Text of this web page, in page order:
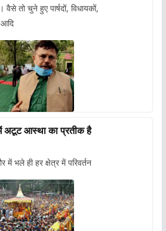
तो चुने हुए पार्षदों, विधायकों,
आदि
अटूट आस्था का प्रतीक है
में भले ही हर क्षेत्र में परिवर्तन